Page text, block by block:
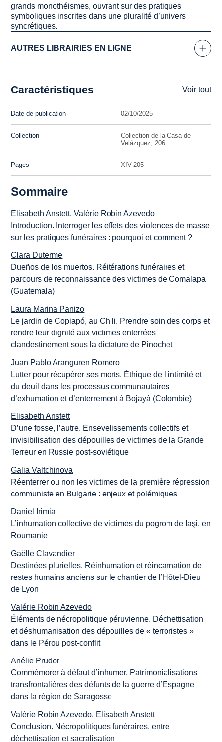
grands monothéismes, ouvrant sur des pratiques
symboliques inscrites dans une pluralité d’univers
syncrétiques.
AUTRES LIBRAIRIES EN LIGNE
Caractéristiques Voir tout
Date de publication 02/10/2025
Collection
Collection de la Casa de
Velázquez, 206
Pages XIV-205
Sommaire
Elisabeth Anstett,Valérie Robin Azevedo
Introduction. Interroger les effets des violences de masse
sur les pratiques funéraires : pourquoi et comment ?
Clara Duterme
Dueños de los muertos. Réitérations funéraires et
parcours de reconnaissance des victimes de Comalapa
(Guatemala)
Laura Marina Panizo
Le jardin de Copiapó, au Chili. Prendre soin des corps et
rendre leur dignité aux victimes enterrées
clandestinement sous la dictature de Pinochet
Juan Pablo Aranguren Romero
Lutter pour récupérer ses morts. Éthique de l’intimité et
du deuil dans les processus communautaires
d’exhumation et d’enterrement à Bojayá (Colombie)
Elisabeth Anstett
D’une fosse, l’autre. Ensevelissements collectifs et
invisibilisation des dépouilles de victimes de la Grande
Terreur en Russie post-soviétique
Galia Valtchinova
Réenterrer ou non les victimes de la première répression
communiste en Bulgarie : enjeux et polémiques
Daniel Irimia
L’inhumation collective de victimes du pogrom de Iaşi, en
Roumanie
Gaëlle Clavandier
Destinées plurielles. Réinhumation et réincarnation de
restes humains anciens sur le chantier de l’Hôtel-Dieu
de Lyon
Valérie Robin Azevedo
Éléments de nécropolitique péruvienne. Déchettisation
et déshumanisation des dépouilles de « terroristes »
dans le Pérou post-conflit
Anélie Prudor
Commémorer à défaut d’inhumer. Patrimonialisations
transfrontalières des défunts de la guerre d’Espagne
dans la région de Saragosse
Valérie Robin Azevedo, Elisabeth Anstett
Conclusion. Nécropolitiques funéraires, entre
déchettisation et sacralisation